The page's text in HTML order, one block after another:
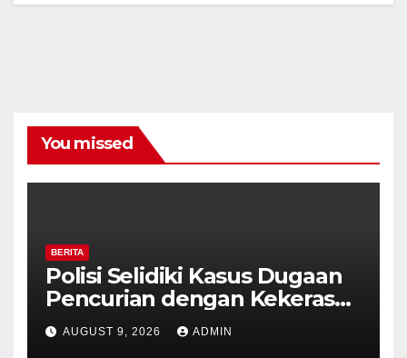
You missed
BERITA
Polisi Selidiki Kasus Dugaan
Pencurian dengan Kekerasan
di Counter HP Royal Phone
Ambarawa.
AUGUST 9, 2026 ADMIN